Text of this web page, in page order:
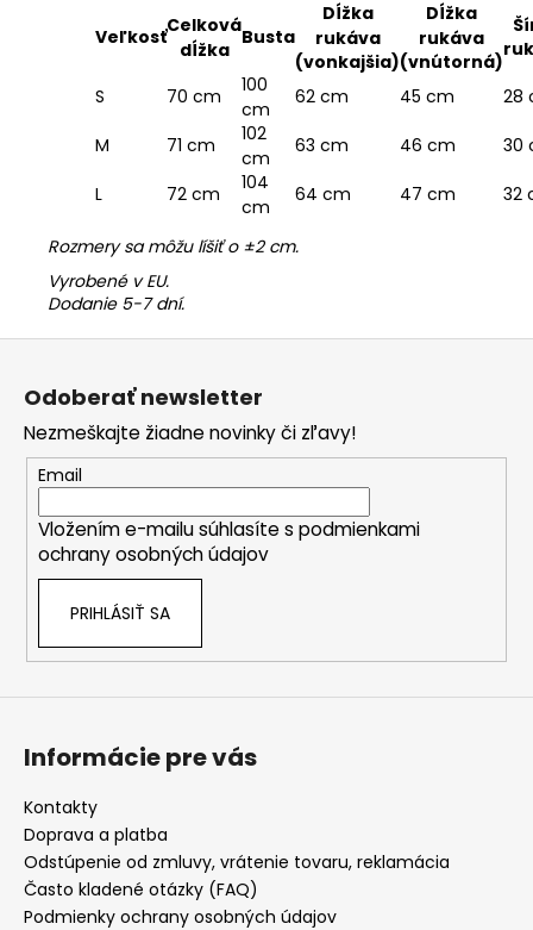
VeľkosťCelková
dĺžka
Busta
Dĺžka
rukáva
(vonkajšia)
Dĺžka
rukáva
(vnútorná)
S 70 cm
100
cm
62 cm 45 cm 28
M 71 cm
102
cm
63 cm 46 cm 30
L 72 cm
104
cm
64 cm 47 cm 32
Rozmery sa môžu líšiť o ±2 cm.
Vyrobené v EU.
Dodanie 5-7 dní.
Odoberať newsletter
Nezmeškajte žiadne novinky či zľavy!
Email
Vložením e-mailu súhlasíte s podmienkami
ochrany osobných údajov
PRIHLÁSIŤ SA
Informácie pre vás
Kontakty
Doprava a platba
Odstúpenie od zmluvy, vrátenie tovaru, reklamácia
Často kladené otázky (FAQ)
Podmienky ochrany osobných údajov